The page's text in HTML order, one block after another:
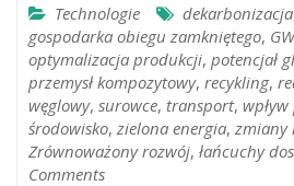
Technologie dekarbonizacja
gospodarka obiegu zamkniętego,
optymalizacja produkcji, potencjał
przemysł kompozytowy, recykling,
węglowy, surowce, transport,
środowisko, zielona energia, zmiany
Zrównoważony rozwój, łańcuchy
Comments